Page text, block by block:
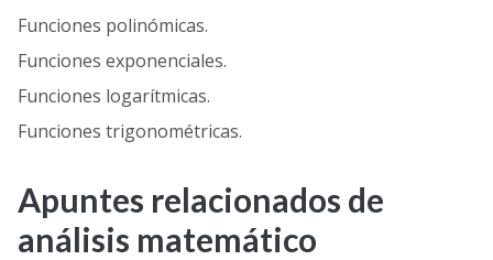
Funciones polinómicas.
Funciones exponenciales.
Funciones logarítmicas.
Funciones trigonométricas.
Apuntes relacionados de
análisis matemático